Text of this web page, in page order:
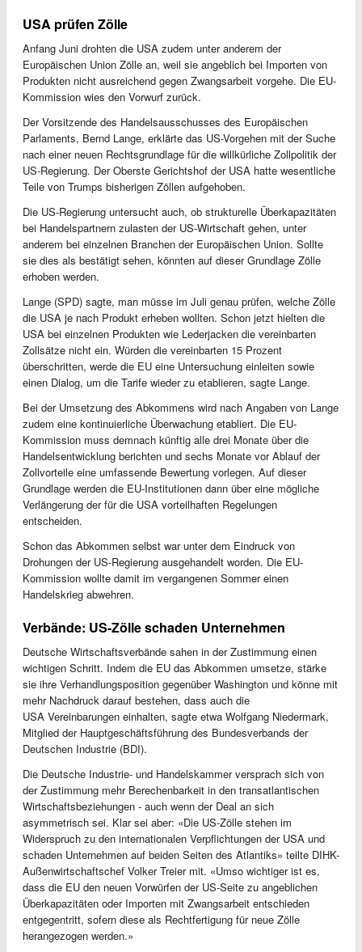
USA prüfen Zölle
Anfang Juni drohten die USA zudem unter anderem der
Europäischen Union Zölle an, weil sie angeblich bei Importen von
Produkten nicht ausreichend gegen Zwangsarbeit vorgehe. Die EU-
Kommission wies den Vorwurf zurück.
Der Vorsitzende des Handelsausschusses des Europäischen
Parlaments, Bernd Lange, erklärte das US-Vorgehen mit der Suche
nach einer neuen Rechtsgrundlage für die willkürliche Zollpolitik der
US-Regierung. Der Oberste Gerichtshof der USA hatte wesentliche
Teile von Trumps bisherigen Zöllen aufgehoben.
Die US-Regierung untersucht auch, ob strukturelle Überkapazitäten
bei Handelspartnern zulasten der US-Wirtschaft gehen, unter
anderem bei einzelnen Branchen der Europäischen Union. Sollte
sie dies als bestätigt sehen, könnten auf dieser Grundlage Zölle
erhoben werden.
Lange (SPD) sagte, man müsse im Juli genau prüfen, welche Zölle
die USA je nach Produkt erheben wollten. Schon jetzt hielten die
USA bei einzelnen Produkten wie Lederjacken die vereinbarten
Zollsätze nicht ein. Würden die vereinbarten 15 Prozent
überschritten, werde die EU eine Untersuchung einleiten sowie
einen Dialog, um die Tarife wieder zu etablieren, sagte Lange.
Bei der Umsetzung des Abkommens wird nach Angaben von Lange
zudem eine kontinuierliche Überwachung etabliert. Die EU-
Kommission muss demnach künftig alle drei Monate über die
Handelsentwicklung berichten und sechs Monate vor Ablauf der
Zollvorteile eine umfassende Bewertung vorlegen. Auf dieser
Grundlage werden die EU-Institutionen dann über eine mögliche
Verlängerung der für die USA vorteilhaften Regelungen
entscheiden.
Schon das Abkommen selbst war unter dem Eindruck von
Drohungen der US-Regierung ausgehandelt worden. Die EU-
Kommission wollte damit im vergangenen Sommer einen
Handelskrieg abwehren.
Verbände: US-Zölle schaden Unternehmen
Deutsche Wirtschaftsverbände sahen in der Zustimmung einen
wichtigen Schritt. Indem die EU das Abkommen umsetze, stärke
sie ihre Verhandlungsposition gegenüber Washington und könne mit
mehr Nachdruck darauf bestehen, dass auch die
USA Vereinbarungen einhalten, sagte etwa Wolfgang Niedermark,
Mitglied der Hauptgeschäftsführung des Bundesverbands der
Deutschen Industrie (BDI).
Die Deutsche Industrie- und Handelskammer versprach sich von
der Zustimmung mehr Berechenbarkeit in den transatlantischen
Wirtschaftsbeziehungen - auch wenn der Deal an sich
asymmetrisch sei. Klar sei aber: «Die US-Zölle stehen im
Widerspruch zu den internationalen Verpflichtungen der USA und
schaden Unternehmen auf beiden Seiten des Atlantiks» teilte DIHK-
Außenwirtschaftschef Volker Treier mit. «Umso wichtiger ist es,
dass die EU den neuen Vorwürfen der US-Seite zu angeblichen
Überkapazitäten oder Importen mit Zwangsarbeit entschieden
entgegentritt, sofern diese als Rechtfertigung für neue Zölle
herangezogen werden.»